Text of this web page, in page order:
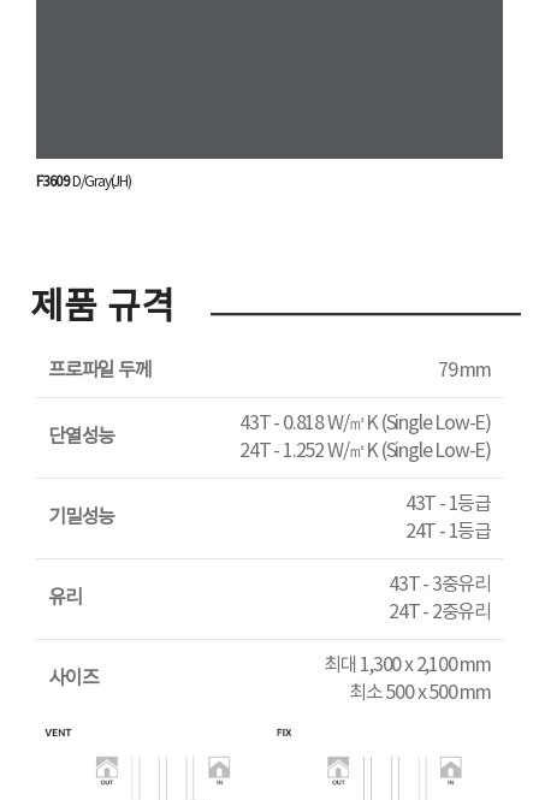
F3609 D/Gray(JH)
제품 규격
프로파일 두께 79 mm
단열성능
43T - 0.818 W/㎡K (Single Low-E)
24T - 1.252 W/㎡K (Single Low-E)
기밀성능
43T - 1등급
24T - 1등급
유리
43T - 3중유리
24T - 2중유리
사이즈
최대 1,300 x 2,100 mm
최소 500 x 500 mm